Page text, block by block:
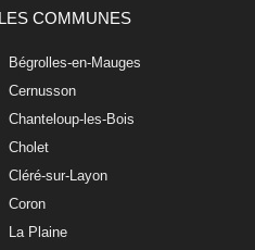
LES COMMUNES
Bégrolles-en-Mauges
Cernusson
Chanteloup-les-Bois
Cholet
Cléré-sur-Layon
Coron
La Plaine